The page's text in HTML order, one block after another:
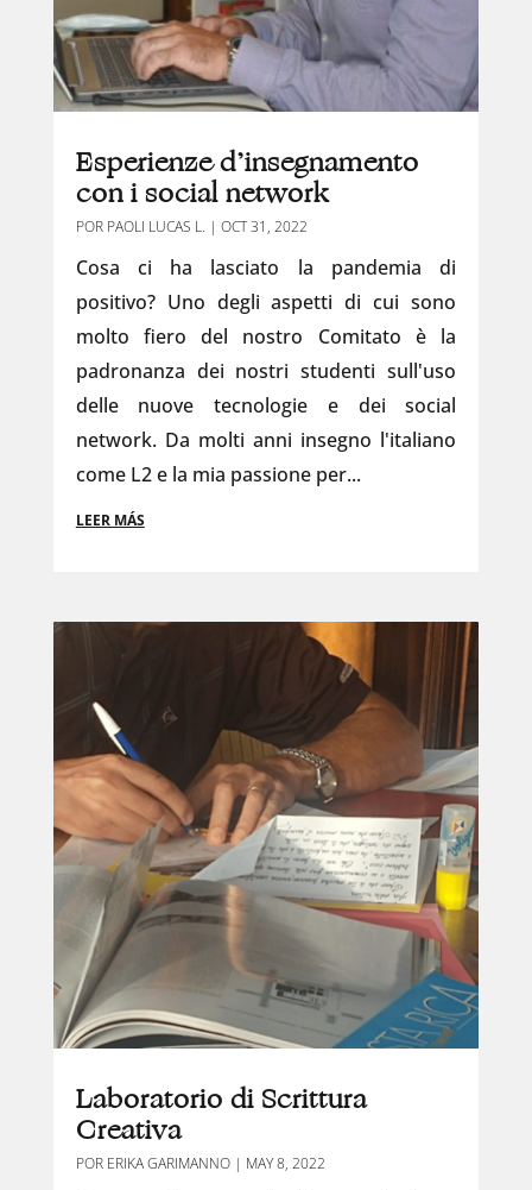
Esperienze d’insegnamento
con i social network
POR PAOLI LUCAS L. | OCT 31, 2022
Cosa ci ha lasciato la pandemia di
positivo? Uno degli aspetti di cui sono
molto fiero del nostro Comitato è la
padronanza dei nostri studenti sull'uso
delle nuove tecnologie e dei social
network. Da molti anni insegno l'italiano
come L2 e la mia passione per...
LEER MÁS
Laboratorio di Scrittura
Creativa
POR ERIKA GARIMANNO| MAY 8, 2022